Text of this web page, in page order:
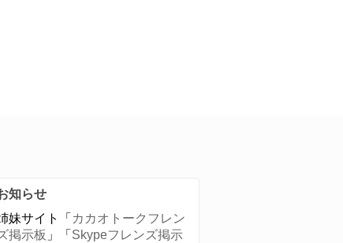
知らせ
妹サイト「 カカオトークフレン
掲示板 」「 Skypeフレンズ掲示